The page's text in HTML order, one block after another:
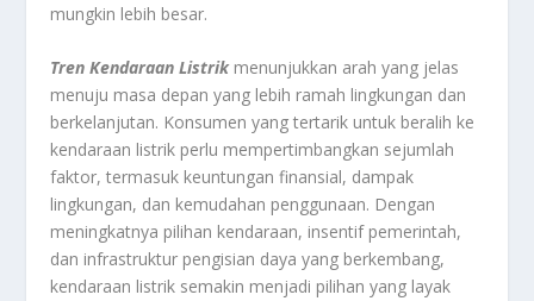
mungkin lebih besar.
Tren Kendaraan Listrikmenunjukkan arah yang jelas
menuju masa depan yang lebih ramah lingkungan dan
berkelanjutan. Konsumen yang tertarik untuk beralih ke
kendaraan listrik perlu mempertimbangkan sejumlah
faktor, termasuk keuntungan finansial, dampak
lingkungan, dan kemudahan penggunaan. Dengan
meningkatnya pilihan kendaraan, insentif pemerintah,
dan infrastruktur pengisian daya yang berkembang,
kendaraan listrik semakin menjadi pilihan yang layak